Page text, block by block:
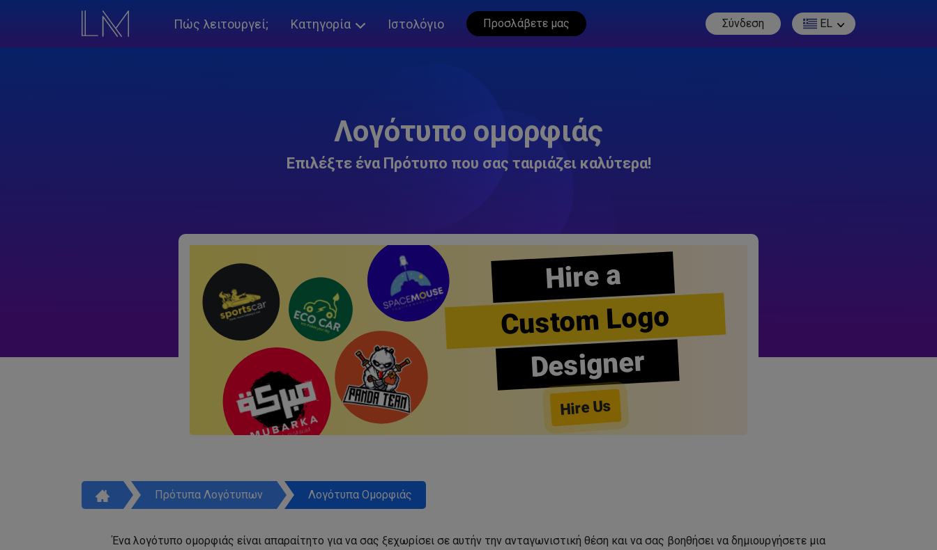
Πώς λειτουργεί; Κατηγορία Ιστολόγιο Προσλάβετε μας Σύνδεση EL
Λογότυπο ομορφιάς
Επιλέξτε ένα Πρότυπο που σας ταιριάζει καλύτερα!
Hire a
Custom Logo
Designer
Hire Us
Πρότυπα Λογότυπων Λογότυπα Ομορφιάς
Ένα λογότυπο ομορφιάς είναι απαραίτητο για να σας ξεχωρίσει σε αυτήν την ανταγωνιστική θέση και να σας βοηθήσει να δημιουργήσετε μια